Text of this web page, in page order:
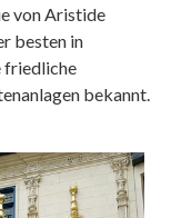
von Aristide
besten in
friedliche
bekannt.